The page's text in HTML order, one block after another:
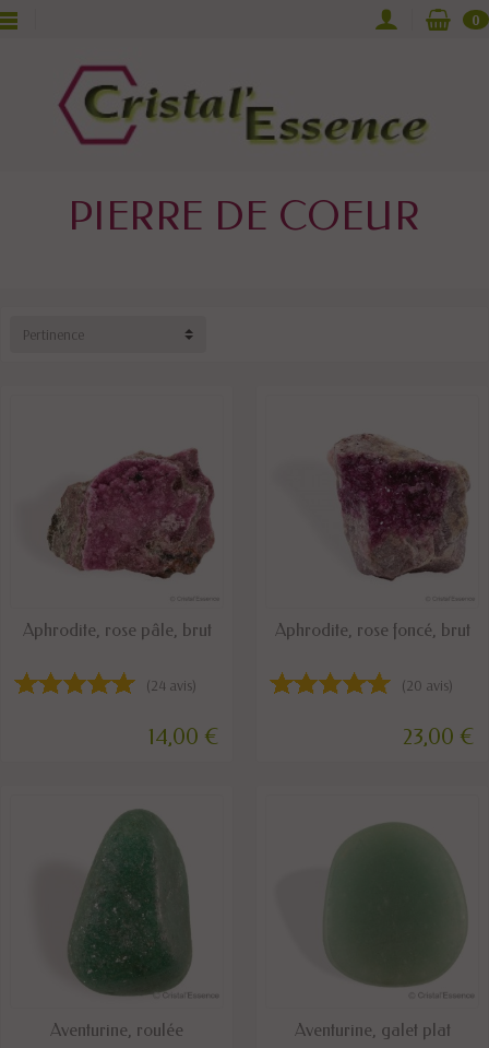
0
PIERRE DE COEUR
Pertinence
DISPONIBLE
Aphrodite, rose pâle, brut
(24 avis)
14,00 €
DISPONIBLE
Aphrodite, rose foncé, brut
(20 avis)
23,00 €
DISPONIBLE
Aventurine, roulée DISPONIBLE
Aventurine, galet plat